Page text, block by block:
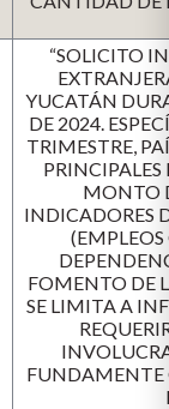
“SOLICITO
YUCATÁN
DE 2024.
TRIMESTRE,
MONTO
INDICADORES
FOMENTO DE
SE LIMITA A
FUNDAMENTE